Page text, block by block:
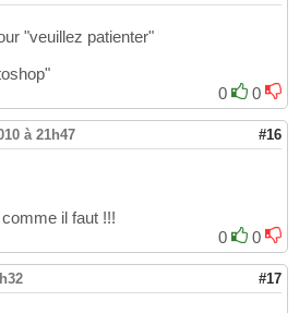
"veuillez patienter"
0
0
à 21h47 #16
il faut !!!
0
0
#17